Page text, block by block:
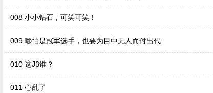
008 小小钻石，可笑可笑！
009 哪怕是冠军选手，也要为目中无人而付出代
010 这Jβ谁？
011 心乱了